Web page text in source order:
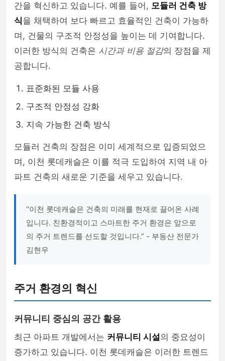
간을 혁신하고 있습니다. 예를 들어, 모듈러 건축 방
식을 채택하여 보다 빠르고 효율적인 건축이 가능하
며, 건물의 구조적 안정성을 높이는 데 기여합니다.
이러한 방식의 건축은 시간과 비용 절감의 장점을 제
공합니다.
표준화된 모듈 사용
구조적 안정성 강화
지속 가능한 건축 방식
모듈러 건축의 장점은 이미 세계적으로 입증되었으
며, 이천 롯데캐슬은 이를 적극 도입하여 지역 내 아
파트 건축의 새로운 기준을 세우고 있습니다.
“이천 롯데캐슬은 건축의 미래를 현재로 끌어온 사례
입니다. 친환경적이고 스마트한 주거 환경은 앞으로
의 주거 트렌드를 선도할 것입니다.” - 부동산 전문가
김현우
주거 환경의 혁신
커뮤니티 중심의 공간 활용
최근 아파트 개발에서는 커뮤니티 시설의 중요성이
증가하고 있습니다. 이천 롯데캐슬은 이러한 트렌드